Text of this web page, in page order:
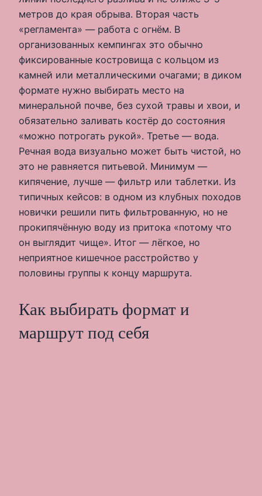
метров до края обрыва. Вторая часть
«регламента» — работа с огнём. В
организованных кемпингах это обычно
фиксированные костровища с кольцом из
камней или металлическими очагами; в диком
формате нужно выбирать место на
минеральной почве, без сухой травы и хвои, и
обязательно заливать костёр до состояния
«можно потрогать рукой». Третье — вода.
Речная вода визуально может быть чистой, но
это не равняется питьевой. Минимум —
кипячение, лучше — фильтр или таблетки. Из
типичных кейсов: в одном из клубных походов
новички решили пить фильтрованную, но не
прокипячённую воду из притока «потому что
он выглядит чище». Итог — лёгкое, но
неприятное кишечное расстройство у
половины группы к концу маршрута.
Как выбирать формат и
маршрут под себя